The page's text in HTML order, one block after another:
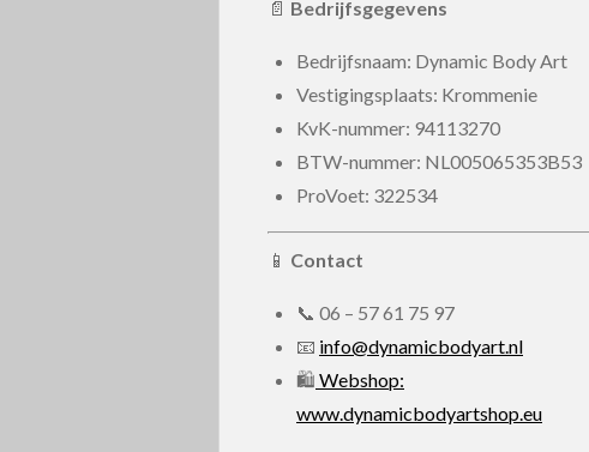
📄 Bedrijfsgegevens
Bedrijfsnaam: Dynamic Body Art
Vestigingsplaats: Krommenie
KvK-nummer: 94113270
BTW-nummer: NL005065353B53
ProVoet: 322534
📱 Contact
📞 06 – 57 61 75 97
📧 info@dynamicbodyart.nl
🛍 Webshop:
www.dynamicbodyartshop.eu